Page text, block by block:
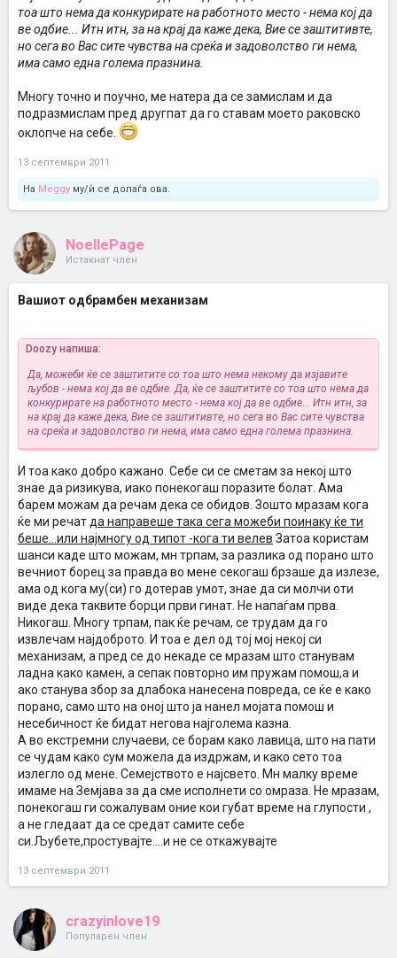
тоа што нема да конкурирате на работното место - нема кој да
ве одбие... Итн итн, за на крај да каже дека, Вие се заштитивте,
но сега во Вас сите чувства на среќа и задоволство ги нема,
има само една голема празнина.
Многу точно и поучно, ме натера да се замислам и да
подразмислам пред другпат да го ставам моето раковско
оклопче на себе.
13 септември 2011
На Meggy му/ѝ се допаѓа ова.
NoellePage
Истакнат член
Вашиот одбрамбен механизам
Doozy напиша:
Да, можеби ќе се заштитите со тоа што нема некому да изјавите
љубов - нема кој да ве одбие. Да, ќе се заштитите со тоа што нема да
конкурирате на работното место - нема кој да ве одбие... Итн итн, за
на крај да каже дека, Вие се заштитивте, но сега во Вас сите чувства
на среќа и задоволство ги нема, има само една голема празнина.
И тоа како добро кажано. Себе си се сметам за некој што
знае да ризикува, иако понекогаш поразите болат. Ама
барем можам да речам дека се обидов. Зошто мразам кога
ќе ми речат да направеше така сега можеби поинаку ќе ти
беше...или најмногу од типот -кога ти велев Затоа користам
шанси каде што можам, мн трпам, за разлика од порано што
вечниот борец за правда во мене секогаш брзаше да излезе,
ама од кога му(си) го дотерав умот, знае да си молчи оти
виде дека таквите борци први гинат. Не напаѓам прва.
Никогаш. Многу трпам, пак ќе речам, се трудам да го
извлечам најдоброто. И тоа е дел од тој мој некој си
механизам, а пред се до некаде се мразам што станувам
ладна како камен, а сепак повторно им пружам помош,а и
ако станува збор за длабока нанесена повреда, се ќе е како
порано, само што на оној што ја нанел мојата помош и
несебичност ќе бидат негова најголема казна.
А во екстремни случаеви, се борам како лавица, што на пати
се чудам како сум можела да издржам, и како сето тоа
излегло од мене. Семејството е најсвето. Мн малку време
имаме на Земјава за да сме исполнети со омраза. Не мразам,
понекогаш ги сожалувам оние кои губат време на глупости ,
а не гледаат да се средат самите себе
си.Љубете,простувајте....и не се откажувајте
13 септември 2011
crazyinlove19
Популарен член